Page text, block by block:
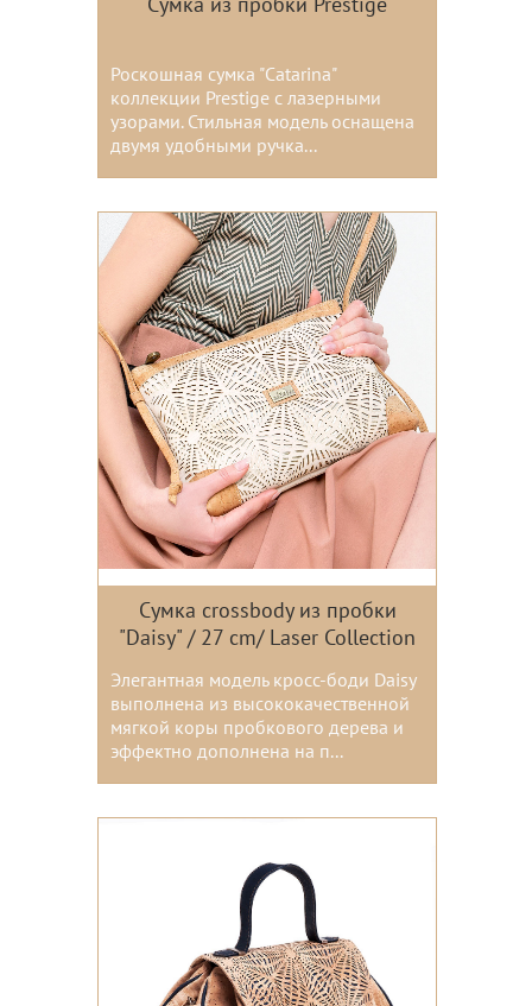
Сумка из пробки Prestige
Роскошная сумка "Catarina"
коллекции Prestige с лазерными
узорами. Стильная модель оснащена
двумя удобными ручка...
Цвета:
Сумка crossbody из пробки
"Daisy" / 27 cm/ Laser Collection
Элегантная модель кросс-боди Daisy
выполнена из высококачественной
мягкой коры пробкового дерева и
эффектно дополнена на п...
Цвета: